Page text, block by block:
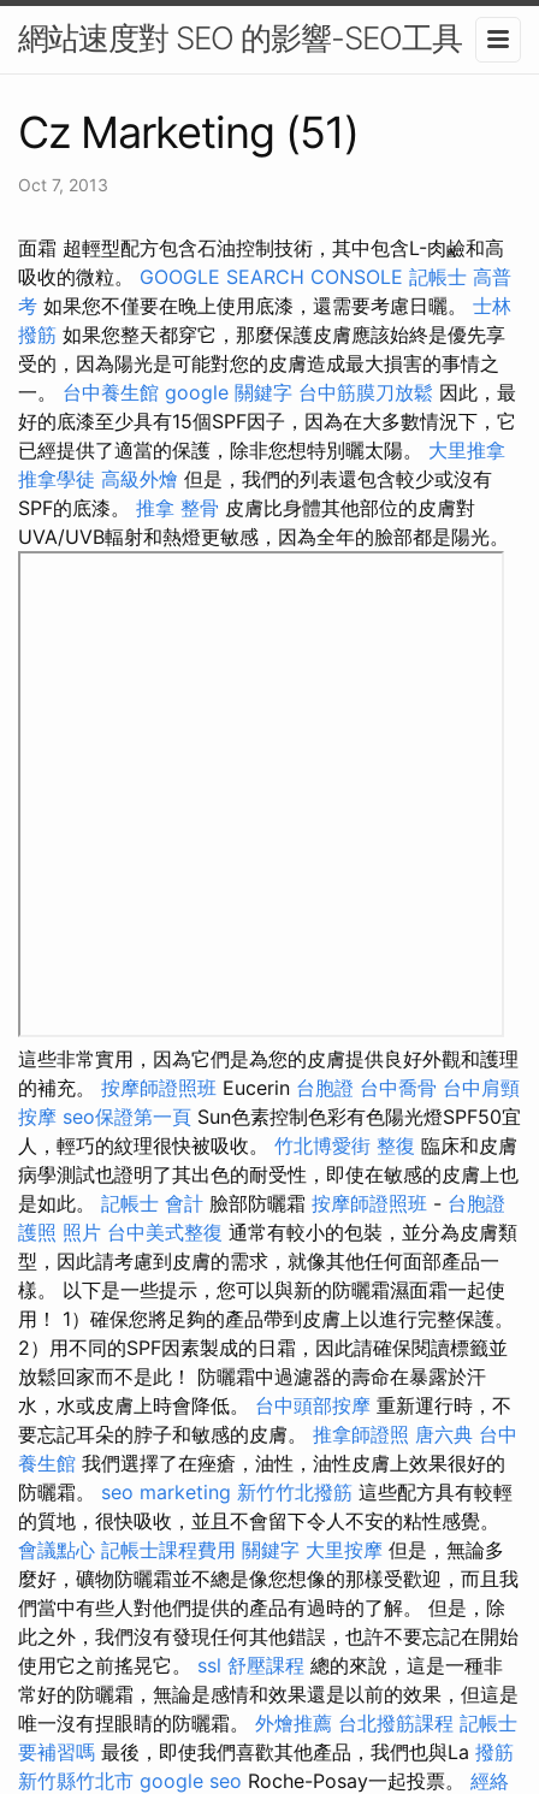
網站速度對 SEO 的影響-SEO工具
Cz Marketing (51)
Oct 7, 2013
面霜 超輕型配方包含石油控制技術，其中包含L-肉鹼和高
吸收的微粒。 GOOGLE SEARCH CONSOLE 記帳士 高普
考 如果您不僅要在晚上使用底漆，還需要考慮日曬。 士林
撥筋 如果您整天都穿它，那麼保護皮膚應該始終是優先享
受的，因為陽光是可能對您的皮膚造成最大損害的事情之
一。 台中養生館 google 關鍵字 台中筋膜刀放鬆 因此，最
好的底漆至少具有15個SPF因子，因為在大多數情況下，它
已經提供了適當的保護，除非您想特別曬太陽。 大里推拿
推拿學徒 高級外燴 但是，我們的列表還包含較少或沒有
SPF的底漆。 推拿 整骨 皮膚比身體其他部位的皮膚對
UVA/UVB輻射和熱燈更敏感，因為全年的臉部都是陽光。
這些非常實用，因為它們是為您的皮膚提供良好外觀和護理
的補充。 按摩師證照班 Eucerin 台胞證 台中喬骨 台中肩頸
按摩 seo保證第一頁 Sun色素控制色彩有色陽光燈SPF50宜
人，輕巧的紋理很快被吸收。 竹北博愛街 整復 臨床和皮膚
病學測試也證明了其出色的耐受性，即使在敏感的皮膚上也
是如此。 記帳士 會計 臉部防曬霜 按摩師證照班 - 台胞證
護照 照片 台中美式整復 通常有較小的包裝，並分為皮膚類
型，因此請考慮到皮膚的需求，就像其他任何面部產品一
樣。 以下是一些提示，您可以與新的防曬霜濕面霜一起使
用！ 1）確保您將足夠的產品帶到皮膚上以進行完整保護。
2）用不同的SPF因素製成的日霜，因此請確保閱讀標籤並
放鬆回家而不是此！ 防曬霜中過濾器的壽命在暴露於汗
水，水或皮膚上時會降低。 台中頭部按摩 重新運行時，不
要忘記耳朵的脖子和敏感的皮膚。 推拿師證照 唐六典 台中
養生館 我們選擇了在痤瘡，油性，油性皮膚上效果很好的
防曬霜。 seo marketing 新竹竹北撥筋 這些配方具有較輕
的質地，很快吸收，並且不會留下令人不安的粘性感覺。
會議點心 記帳士課程費用 關鍵字 大里按摩 但是，無論多
麼好，礦物防曬霜並不總是像您想像的那樣受歡迎，而且我
們當中有些人對他們提供的產品有過時的了解。 但是，除
此之外，我們沒有發現任何其他錯誤，也許不要忘記在開始
使用它之前搖晃它。 ssl 舒壓課程 總的來說，這是一種非
常好的防曬霜，無論是感情和效果還是以前的效果，但這是
唯一沒有捏眼睛的防曬霜。 外燴推薦 台北撥筋課程 記帳士
要補習嗎 最後，即使我們喜歡其他產品，我們也與La 撥筋
新竹縣竹北市 google seo Roche-Posay一起投票。 經絡